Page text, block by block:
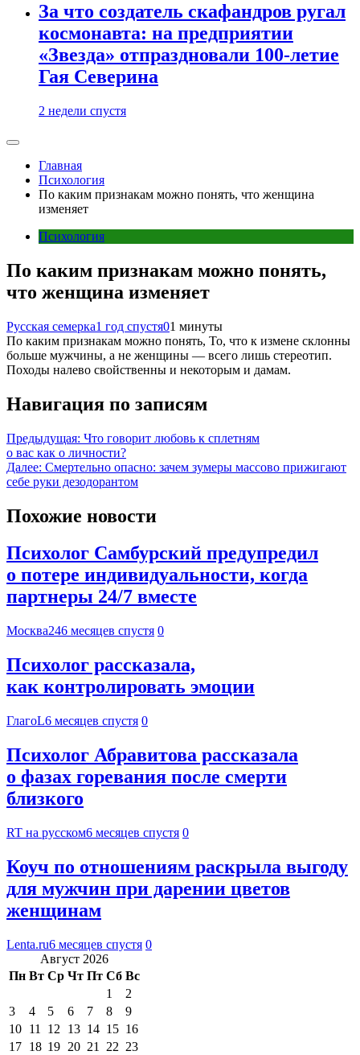
За что создатель скафандров ругал
космонавта: на предприятии
«Звезда» отпраздновали 100-летие
Гая Северина
2 недели спустя
Главная
Психология
По каким признакам можно понять, что женщина
изменяет
Психология
По каким признакам можно понять,
что женщина изменяет
Русская семерка1 год спустя01 минуты
По каким признакам можно понять, То, что к измене склонны
больше мужчины, а не женщины — всего лишь стереотип.
Походы налево свойственны и некоторым и дамам.
Навигация по записям
Предыдущая: Что говорит любовь к сплетням
о вас как о личности?
Далее: Смертельно опасно: зачем зумеры массово прижигают
себе руки дезодорантом
Похожие новости
Психолог Самбурский предупредил
о потере индивидуальности, когда
партнеры 24/7 вместе
Москва246 месяцев спустя 0
Психолог рассказала,
как контролировать эмоции
ГлагоL6 месяцев спустя 0
Психолог Абравитова рассказала
о фазах горевания после смерти
близкого
RT на русском6 месяцев спустя 0
Коуч по отношениям раскрыла выгоду
для мужчин при дарении цветов
женщинам
Lenta.ru6 месяцев спустя 0
Август 2026
Пн Вт Ср Чт Пт Сб Вс
1
2
3
4 5 6 7 8
9
10 11 12 13 14 15 16
17 18 19 20 21 22 23